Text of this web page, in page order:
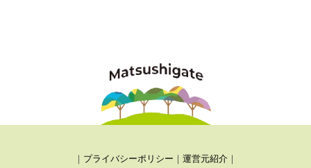
｜ プライバシーポリシー ｜ 運営元紹介 ｜